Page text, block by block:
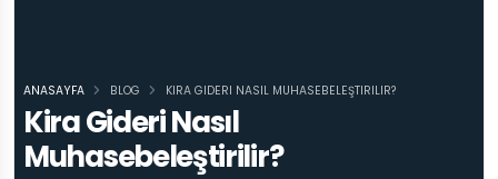
Kira Gideri Nasıl
Muhasebeleştirilir?
ANASAYFA BLOG KIRA GIDERI NASIL MUHASEBELEŞTIRILIR?